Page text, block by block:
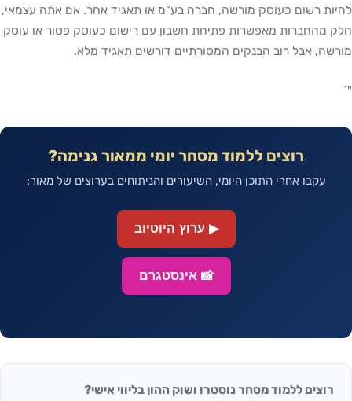
להיות רשום כעוסק מורשה, חברה בע"מ או תאגיד אחר. אם אתה עצמאי,
חלק מהחברות מאפשרות פתיחת חשבון עם רישום כעוסק פטור או עוסק
מורשה, אבל רוב הבנקים המסורתיים דורשים תאגיד מלא.
"`
רוצים ללמוד מסחר יומי ממאור גנימה?
עקבו אחרי התוכן היומי, השיעורים והניתוחים בערוצים של מאור:
▶ ערוץ היוטיוב
📸 אינסטגרם
רוצים ללמוד מסחר נוסטרו ושוק ההון בליווי אישי?